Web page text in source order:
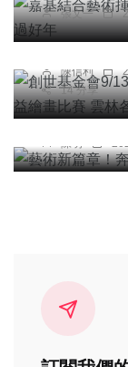
張文一
子公益繪畫
陳信利
14 分享
社會 綜合
藝術新篇章
陳明